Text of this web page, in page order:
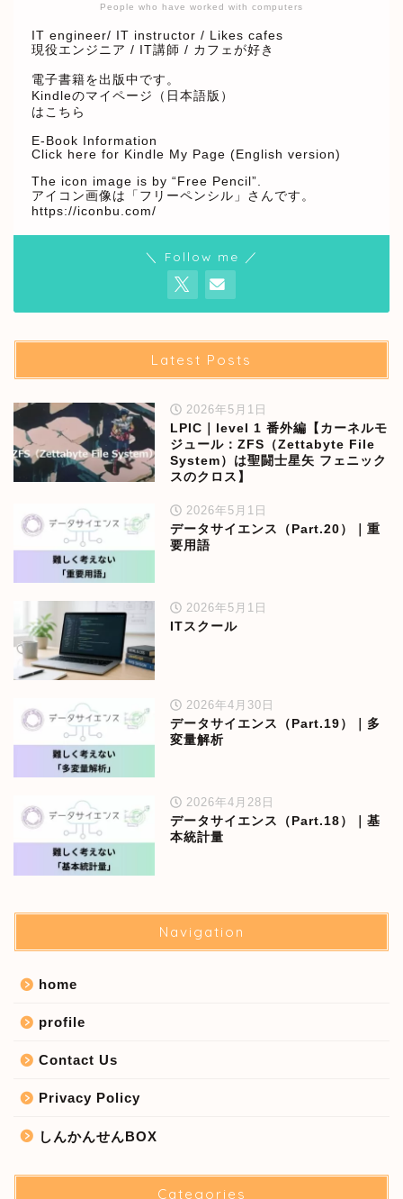
People who have worked with computers
IT engineer/ IT instructor / Likes cafes
現役エンジニア / IT講師 / カフェが好き
電子書籍を出版中です。
Kindleのマイページ（日本語版）
はこちら
E-Book Information
Click here for Kindle My Page (English version)
The icon image is by “Free Pencil”.
アイコン画像は「フリーペンシル」さんです。
https://iconbu.com/
＼ Follow me ／
Latest Posts
2026年5月1日
LPIC｜level 1 番外編【カーネルモ
ジュール：ZFS（Zettabyte File
System）は聖闘士星矢 フェニック
スのクロス】
2026年5月1日
データサイエンス（Part.20）｜重
要用語
2026年5月1日
ITスクール
2026年4月30日
データサイエンス（Part.19）｜多
変量解析
2026年4月28日
データサイエンス（Part.18）｜基
本統計量
Navigation
home
profile
Contact Us
Privacy Policy
しんかんせんBOX
Categories